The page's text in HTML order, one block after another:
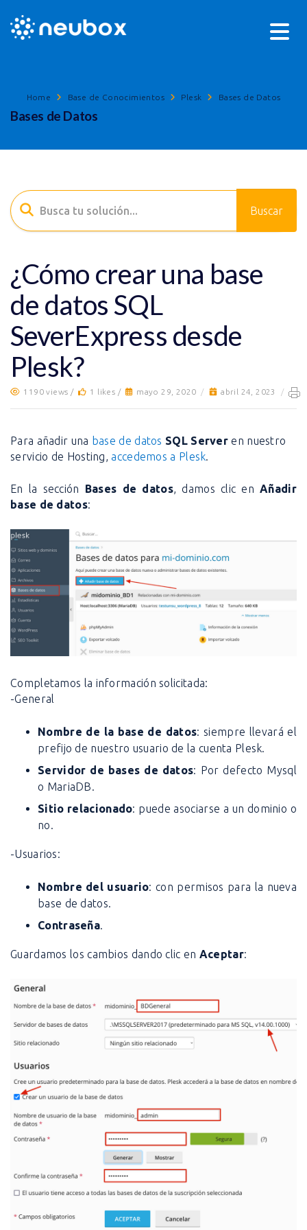
Home Base de Conocimientos Plesk Bases de Datos
Bases de Datos
¿Cómo crear una base
de datos SQL
SeverExpress desde
Plesk?
1190 views / 1 likes / mayo 29, 2020 / abril 24, 2023 /
Para añadir una base de datos SQL Server en nuestro
servicio de Hosting, accedemos a Plesk.
En la sección Bases de datos, damos clic enAñadir
base de datos:
Completamos la información solicitada:
-General
Nombre de la base de datos: siempre llevará el
prefijo de nuestro usuario de la cuenta Plesk.
Servidor de bases de datos: Por defecto Mysql
o MariaDB.
Sitio relacionado: puede asociarse a un dominio o
no.
-Usuarios:
Nombre del usuario: con permisos para la nueva
base de datos.
Contraseña.
Guardamos los cambios dando clic en Aceptar: